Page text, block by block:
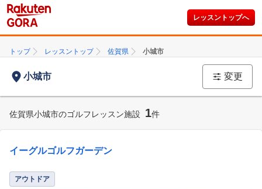
レッスントップへ
トップ レッスントップ 佐賀県 小城市
小城市 変更
佐賀県小城市のゴルフレッスン施設 1件
イーグルゴルフガーデン
アウトドア